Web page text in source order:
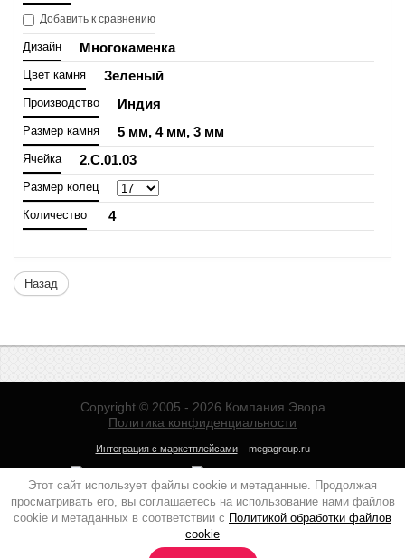
Этот сайт использует файлы cookie и метаданные. Продолжая
просматривать его, вы соглашаетесь на использование нами файлов
cookie и метаданных в соответствии с Политикой обработки файлов
cookie
Добавить к сравнению
Дизайн Многокаменка
Цвет камня Зеленый
Производство Индия
Размер камня 5 мм, 4 мм, 3 мм
Ячейка 2.C.01.03
Размер колец
Количество 4
Назад
Copyright © 2005 - 2026 Компания Эвора
Политика конфиденциальности
Интеграция с маркетплейсами– megagroup.ru